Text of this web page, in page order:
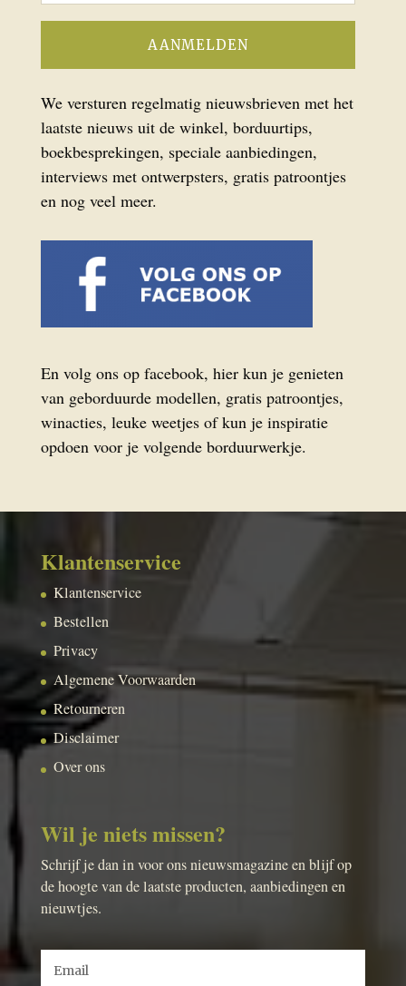
We versturen regelmatig nieuwsbrieven met het
laatste nieuws uit de winkel, borduurtips,
boekbesprekingen, speciale aanbiedingen,
interviews met ontwerpsters, gratis patroontjes
en nog veel meer.
En volg ons op facebook, hier kun je genieten
van geborduurde modellen, gratis patroontjes,
winacties, leuke weetjes of kun je inspiratie
opdoen voor je volgende borduurwerkje.
Klantenservice
Klantenservice
Bestellen
Privacy
Algemene Voorwaarden
Retourneren
Disclaimer
Over ons
Wil je niets missen?
Schrijf je dan in voor ons nieuwsmagazine en blijf op
de hoogte van de laatste producten, aanbiedingen en
nieuwtjes.